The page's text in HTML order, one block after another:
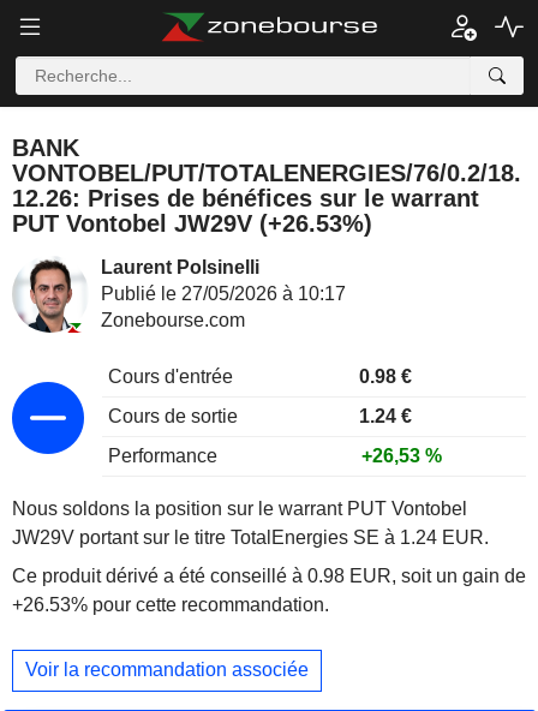
BANK
VONTOBEL/PUT/TOTALENERGIES/76/0.2/18.
12.26: Prises de bénéfices sur le warrant
PUT Vontobel JW29V (+26.53%)
Laurent Polsinelli
Publié le 27/05/2026 à 10:17
Zonebourse.com
Cours d'entrée
0.98 €
Cours de sortie
1.24 €
Performance
+26,53 %
Nous soldons la position sur le warrant PUT Vontobel
JW29V portant sur le titre TotalEnergies SE à 1.24 EUR.
Ce produit dérivé a été conseillé à 0.98 EUR, soit un gain de
+26.53% pour cette recommandation.
Voir la recommandation associée